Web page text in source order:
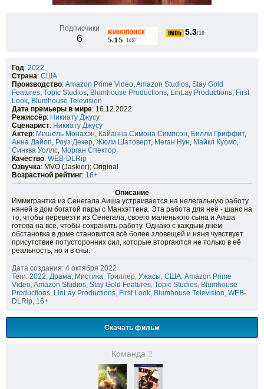
Подписчики
6
5.3/10
Год: 2022
Страна: США
Производство: Amazon Prime Video,Amazon Studios, Stay Gold
Features, Topic Studios, Blumhouse Productions, LinLay Productions, First
Look, Blumhouse Television
Дата премьеры в мире: 16.12.2022
Режиссёр: Никиату Джусу
Сценарист: Никиату Джусу
Актер: Мишель Монахэн, Кайанна Симона Симпсон, Билли Гриффит,
Анна Дайоп, Роуз Декер, Жюли Шатоверт, Меган Нун, Майкл Куомо,
Синква Уоллс, Морган Спектор
Качество: WEB-DLRip
Озвучка: MVO (Jaskier); Original
Возрастной рейтинг: 16+
Описание
Иммигрантка из Сенегала Аиша устраивается на нелегальную работу
няней в дом богатой пары с Манхэттена. Эта работа для неё - шанс на
то, чтобы перевезти из Сенегала, своего маленького сына и Аиша
готова на всё, чтобы сохранить работу. Однако с каждым днём
обстановка в доме становится всё более зловещей и няня чувствует
присутствие потусторонних сил, которые вторгаются не только в её
реальность, но и в сны.
Дата создания: 4 октября 2022
Теги: 2022, Драма, Мистика, Триллер, Ужасы, США, Amazon Prime
Video,Amazon Studios, Stay Gold Features, Topic Studios, Blumhouse
Productions, LinLay Productions, First Look, Blumhouse Television, WEB-
DLRip, 16+
Скачать фильм
Команда 2